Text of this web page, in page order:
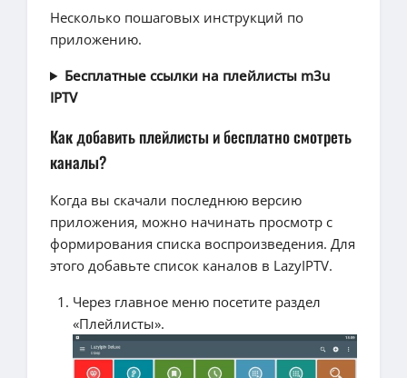
Несколько пошаговых инструкций по
приложению.
Бесплатные ссылки на плейлисты m3u
IPTV
Как добавить плейлисты и бесплатно смотреть
каналы?
Когда вы скачали последнюю версию
приложения, можно начинать просмотр с
формирования списка воспроизведения. Для
этого добавьте список каналов в LazyIPTV.
Через главное меню посетите раздел
«Плейлисты».